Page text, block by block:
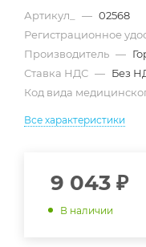
Артикул_ — 02568
Регистрационное
Производитель —
Ставка НДС — Без
Код вида
Все характеристики
9 043 ₽
В наличии